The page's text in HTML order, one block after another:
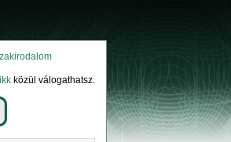
közül válogathatsz.